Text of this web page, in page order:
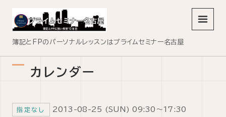
簿記とFPのパーソナルレッスンはプライムセミナー名古屋
メニュ
カレンダー
指定なし 2013-08-25 (SUN) 09:30～17:30